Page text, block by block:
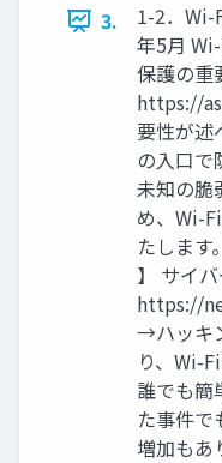
3.
1-2．Wi-
年5月
保護の重
https://
要性が述
の入口で
未知の脆
め、Wi-
たしま
】 サイ
https://
→ハッキ
り、Wi-
誰でも簡
た事件
増加もあ